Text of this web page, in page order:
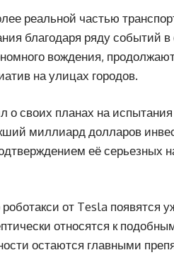
реальной частью
благодаря ряду событий
вождения,
на улицах городов.
о своих планах на
миллиард долларов
её серьезных
от Tesla появятся
относятся к
остаются главными